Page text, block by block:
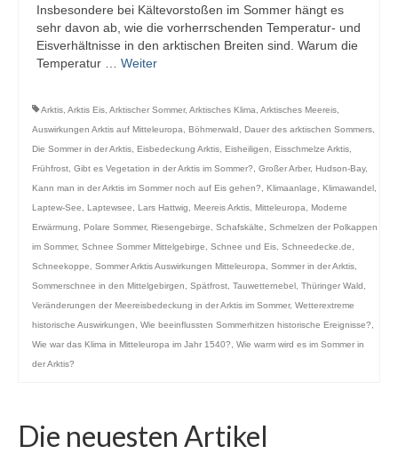
Datenschutz
Impressum
Insbesondere bei Kältevorstoßen im Sommer hängt es
sehr davon ab, wie die vorherrschenden Temperatur- und
Eisverhältnisse in den arktischen Breiten sind. Warum die
Temperatur … Weiter
Arktis Arktis Eis Arktischer Sommer, Arktisches Klima Arktisches Meereis
Auswirkungen Arktis auf Mitteleuropa
Böhmerwald Dauer des arktischen Sommers
Die Sommer in der Arktis Eisbedeckung Arktis Eisheiligen Eisschmelze Arktis
Frühfrost Gibt es Vegetation in der Arktis im Sommer? Großer Arber, Hudson-Bay,
Kann man in der Arktis im Sommer noch auf Eis gehen?
Klimaanlage Klimawandel
Laptew-See
Laptewsee Lars Hattwig Meereis Arktis Mitteleuropa
Moderne
Erwärmung
Polare Sommer, Riesengebirge Schafskälte
Schmelzen der Polkappen
im Sommer, Schnee Sommer Mittelgebirge Schnee und Eis Schneedecke.de
Schneekoppe
Sommer Arktis Auswirkungen Mitteleuropa Sommer in der Arktis
Sommerschnee in den Mittelgebirgen
Spätfrost Tauwetternebel Thüringer Wald
Veränderungen der Meereisbedeckung in der Arktis im Sommer, Wetterextreme
historische Auswirkungen
Wie beeinflussten Sommerhitzen historische Ereignisse?
Wie war das Klima in Mitteleuropa im Jahr 1540?
Wie warm wird es im Sommer in
der Arktis?
Die neuesten Artikel